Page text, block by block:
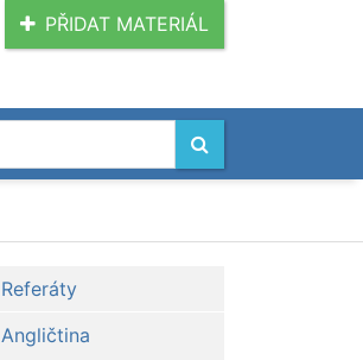
PŘIDAT MATERIÁL
Referáty
Angličtina